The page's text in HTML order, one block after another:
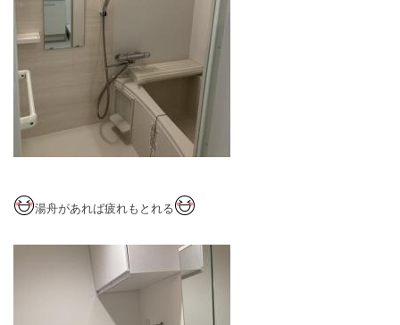
湯舟があれば疲れもとれる